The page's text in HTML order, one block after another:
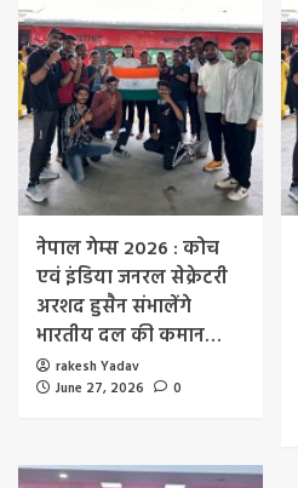
नेपाल गेम्स 2026 : कोच
एवं इंडिया जनरल सेक्रेटरी
अरशद हुसैन संभालेंगे
भारतीय दल की कमान…
rakesh Yadav
June 27, 2026
0